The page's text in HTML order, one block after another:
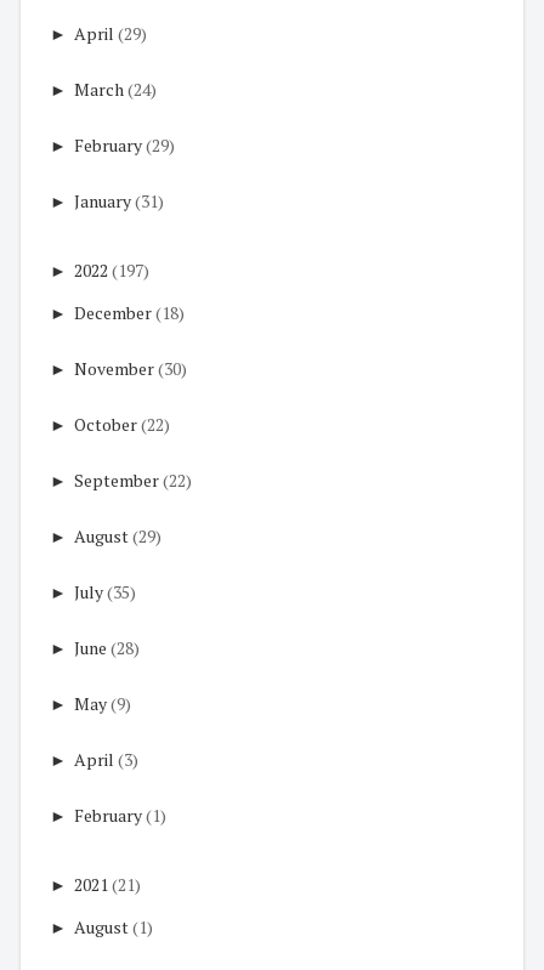
► April (29)
► March(24)
► February(29)
► January(31)
► 2022 (197)
► December(18)
► November(30)
► October(22)
► September(22)
► August(29)
► July(35)
► June (28)
► May(9)
► April (3)
► February(1)
► 2021 (21)
► August(1)